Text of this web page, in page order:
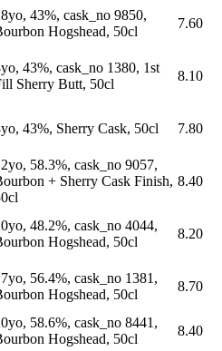
43%, cask_no 9850,
Hogshead, 50cl
7.60
43%, cask_no 1380, 1st
Sherry Butt, 50cl
8.10
43%, Sherry Cask, 50cl 7.80
58.3%, cask_no 9057,
+ Sherry Cask Finish, 8.40
48.2%, cask_no 4044,
Hogshead, 50cl
8.20
56.4%, cask_no 1381,
Hogshead, 50cl
8.70
58.6%, cask_no 8441,
Hogshead, 50cl
8.40